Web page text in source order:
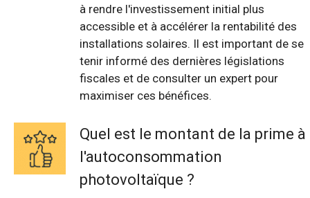
à rendre l'investissement initial plus
accessible et à accélérer la rentabilité des
installations solaires. Il est important de se
tenir informé des dernières législations
fiscales et de consulter un expert pour
maximiser ces bénéfices.
Quel est le montant de la prime à
l'autoconsommation
photovoltaïque ?